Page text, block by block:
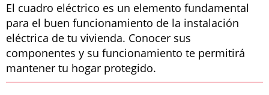
El cuadro eléctrico es un elemento fundamental
para el buen funcionamiento de la instalación
eléctrica de tu vivienda. Conocer sus
componentes y su funcionamiento te permitirá
mantener tu hogar protegido.